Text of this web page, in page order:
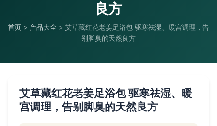
良方
首页 > 产品大全 > 艾草藏红花老姜足浴包 驱寒祛湿、暖宫调理，告
别脚臭的天然良方
艾草藏红花老姜足浴包 驱寒祛湿、暖
宫调理，告别脚臭的天然良方